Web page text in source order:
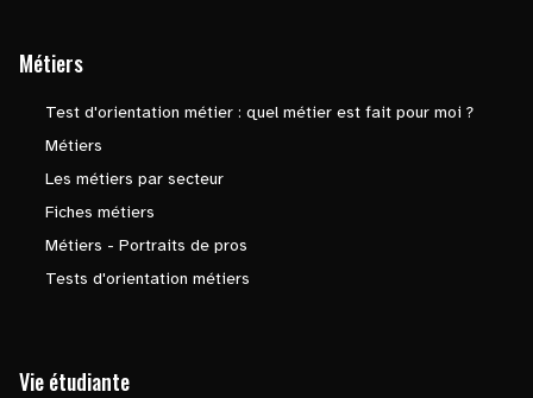
Métiers
Test d'orientation métier : quel métier est fait pour moi ?
Métiers
Les métiers par secteur
Fiches métiers
Métiers - Portraits de pros
Tests d'orientation métiers
Vie étudiante